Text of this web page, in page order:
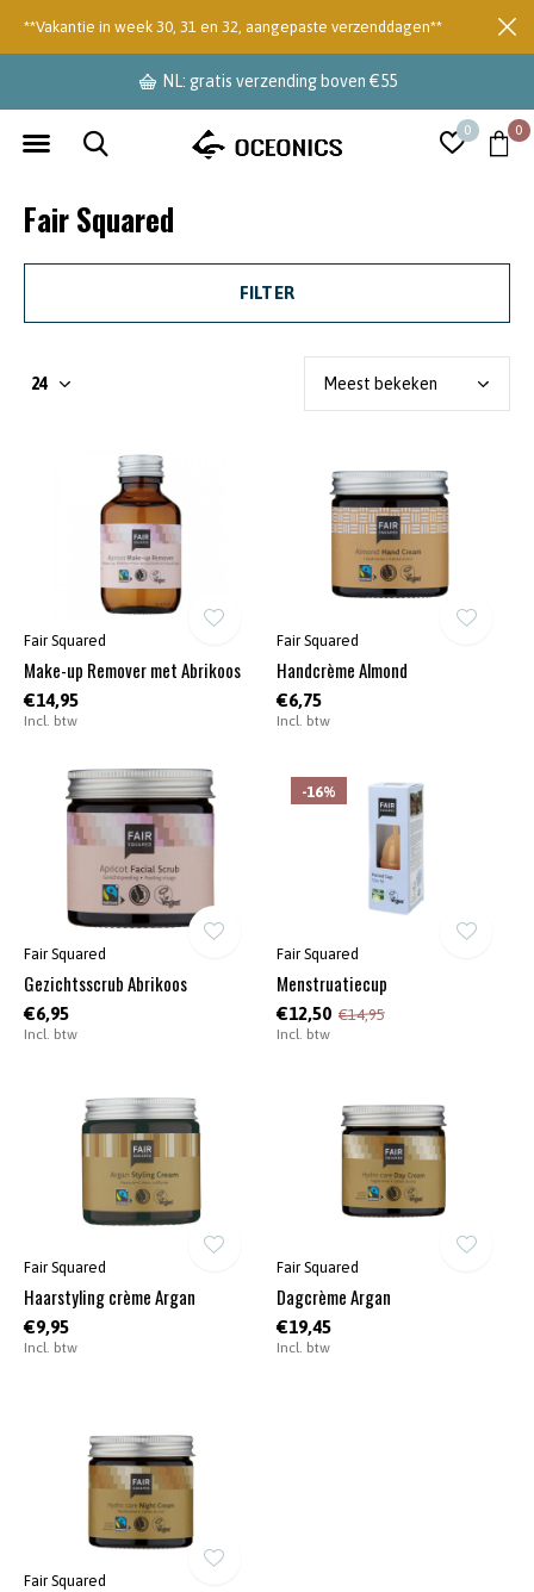
0 0
NL: gratis verzending boven €55
**Vakantie in week 30, 31 en 32, aangepaste verzenddagen**
Fair Squared
FILTER
Fair Squared
Make-up Remover met Abrikoos
€14,95
Incl. btw
Fair Squared
Handcrème Almond
€6,75
Incl. btw
Fair Squared
Gezichtsscrub Abrikoos
€6,95
Incl. btw
-16%
Fair Squared
Menstruatiecup
€12,50 €14,95
Incl. btw
Fair Squared
Haarstyling crème Argan
€9,95
Incl. btw
Fair Squared
Dagcrème Argan
€19,45
Incl. btw
Fair Squared